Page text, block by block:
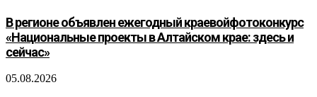
В регионе объявлен ежегодный краевойфотоконкурс
«Национальные проекты в Алтайском крае: здесь и
сейчас»
05.08.2026